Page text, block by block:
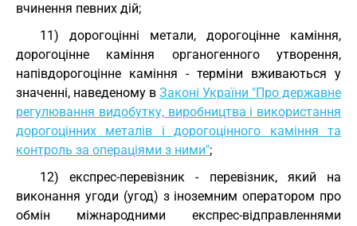
вчинення певних дій;
11) дорогоцінні метали, дорогоцінне каміння,
дорогоцінне каміння органогенного утворення,
напівдорогоцінне каміння - терміни вживаються у
значенні, наведеному в Законі України "Про державне
регулювання видобутку, виробництва і використання
дорогоцінних металів і дорогоцінного каміння та
контроль за операціями з ними";
12) експрес-перевізник - перевізник, який на
виконання угоди (угод) з іноземним оператором про
обмін міжнародними експрес-відправленнями